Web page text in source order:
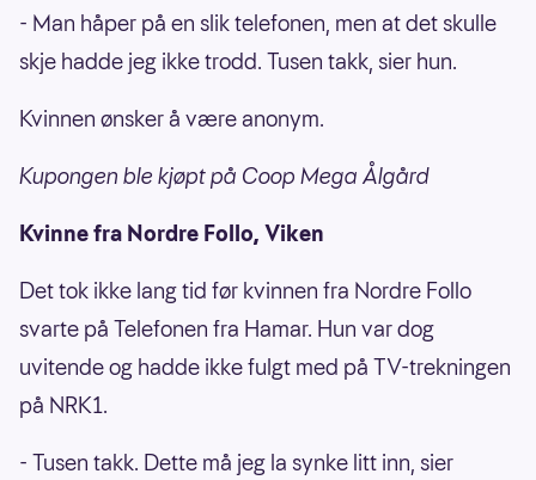
- Man håper på en slik telefonen, men at det skulle
skje hadde jeg ikke trodd. Tusen takk, sier hun.
Kvinnen ønsker å være anonym.
Kupongen ble kjøpt på Coop Mega Ålgård
Kvinne fra Nordre Follo, Viken
Det tok ikke lang tid før kvinnen fra Nordre Follo
svarte på Telefonen fra Hamar. Hun var dog
uvitende og hadde ikke fulgt med på TV-trekningen
på NRK1.
- Tusen takk. Dette må jeg la synke litt inn, sier